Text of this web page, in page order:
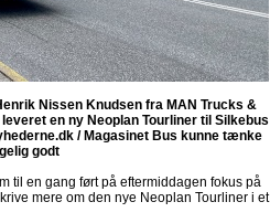
Nissen Knudsen fra MAN Trucks &
en ny Neoplan Tourliner til Silkebus
/ Magasinet Bus kunne tænke
godt
til en gang ført på eftermiddagen fokus på
mere om den nye Neoplan Tourliner i et